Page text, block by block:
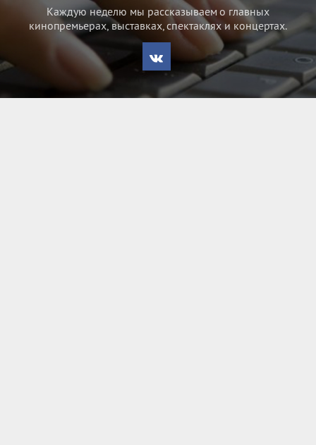
Каждую неделю мы рассказываем о главных
кинопремьерах, выставках, спектаклях и концертах.